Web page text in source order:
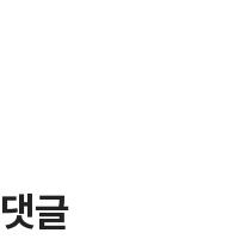
댓글